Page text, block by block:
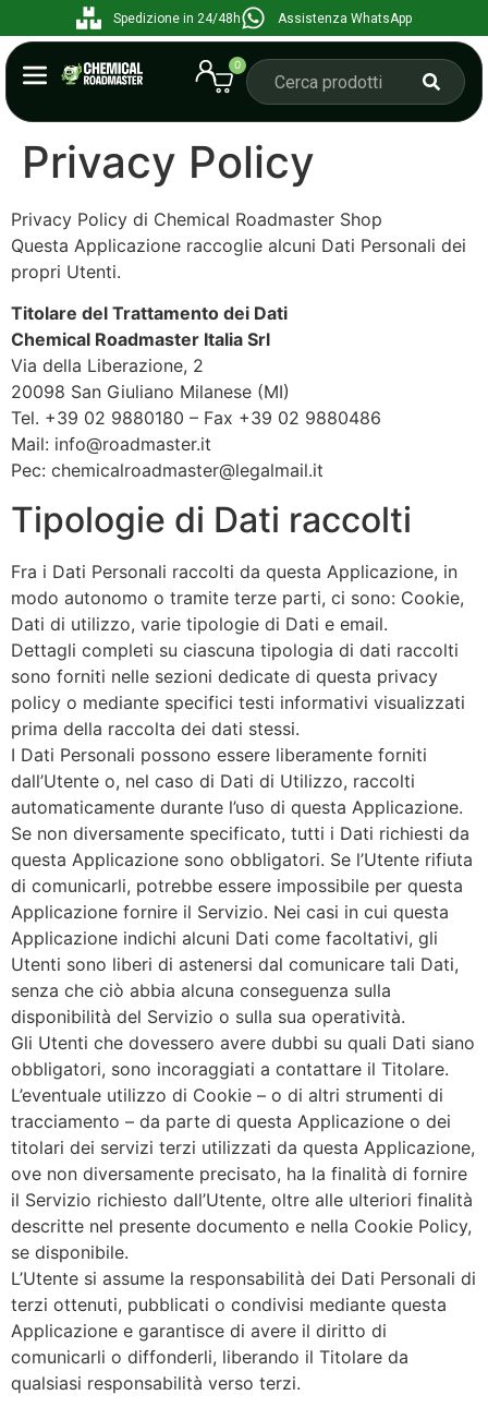
Spedizione in 24/48h Assistenza WhatsApp
0
Privacy Policy
Privacy Policy di Chemical Roadmaster Shop
Questa Applicazione raccoglie alcuni Dati Personali dei
propri Utenti.
Titolare del Trattamento dei Dati
Chemical Roadmaster Italia Srl
Via della Liberazione, 2
20098 San Giuliano Milanese (MI)
Tel. +39 02 9880180 – Fax +39 02 9880486
Mail: info@roadmaster.it
Pec: chemicalroadmaster@legalmail.it
Tipologie di Dati raccolti
Fra i Dati Personali raccolti da questa Applicazione, in
modo autonomo o tramite terze parti, ci sono: Cookie,
Dati di utilizzo, varie tipologie di Dati e email.
Dettagli completi su ciascuna tipologia di dati raccolti
sono forniti nelle sezioni dedicate di questa privacy
policy o mediante specifici testi informativi visualizzati
prima della raccolta dei dati stessi.
I Dati Personali possono essere liberamente forniti
dall’Utente o, nel caso di Dati di Utilizzo, raccolti
automaticamente durante l’uso di questa Applicazione.
Se non diversamente specificato, tutti i Dati richiesti da
questa Applicazione sono obbligatori. Se l’Utente rifiuta
di comunicarli, potrebbe essere impossibile per questa
Applicazione fornire il Servizio. Nei casi in cui questa
Applicazione indichi alcuni Dati come facoltativi, gli
Utenti sono liberi di astenersi dal comunicare tali Dati,
senza che ciò abbia alcuna conseguenza sulla
disponibilità del Servizio o sulla sua operatività.
Gli Utenti che dovessero avere dubbi su quali Dati siano
obbligatori, sono incoraggiati a contattare il Titolare.
L’eventuale utilizzo di Cookie – o di altri strumenti di
tracciamento – da parte di questa Applicazione o dei
titolari dei servizi terzi utilizzati da questa Applicazione,
ove non diversamente precisato, ha la finalità di fornire
il Servizio richiesto dall’Utente, oltre alle ulteriori finalità
descritte nel presente documento e nella Cookie Policy,
se disponibile.
L’Utente si assume la responsabilità dei Dati Personali di
terzi ottenuti, pubblicati o condivisi mediante questa
Applicazione e garantisce di avere il diritto di
comunicarli o diffonderli, liberando il Titolare da
qualsiasi responsabilità verso terzi.